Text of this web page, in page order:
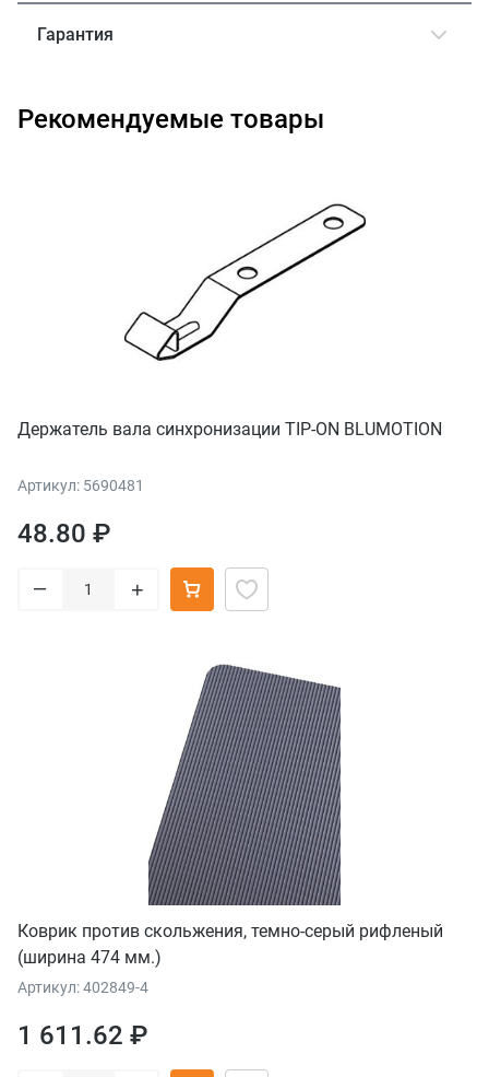
Гарантия
Рекомендуемые товары
Держатель вала синхронизации TIP-ON BLUMOTION
Артикул: 5690481
48.80 ₽
– +
Коврик против скольжения, темно-серый рифленый
(ширина 474 мм.)
Артикул: 402849-4
1 611.62 ₽